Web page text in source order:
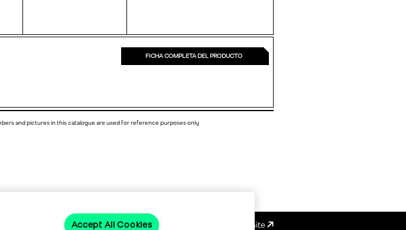
FICHA COMPLETA DEL PRODUCTO
and pictures in this catalogue are used for reference purposes only
Emotive website
Accept All Cookies